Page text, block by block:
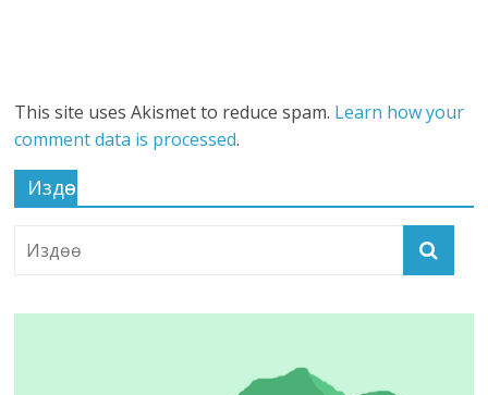
This site uses Akismet to reduce spam. Learn how your
comment data is processed.
Издөө